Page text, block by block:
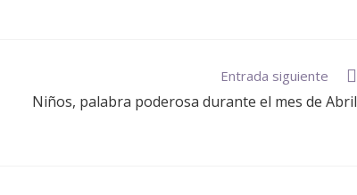
Entrada siguiente
Niños, palabra poderosa durante el mes de Abril